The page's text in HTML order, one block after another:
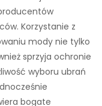
Korzystanie z
mody nie tylko
sprzyja ochronie
wyboru ubrań
bogate